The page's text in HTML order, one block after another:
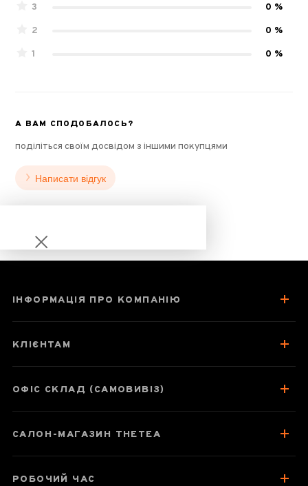
3
0 %
2
0 %
1
0 %
А ВАМ СПОДОБАЛОСЬ?
поділіться своїм досвідом з іншими покупцями
Написати відгук
Я Ши Сян Фен
Посліду»
Про чай
ІНФОРМАЦІЯ ПРО КОМПАНІЮ
КЛІЄНТАМ
ОФІС СКЛАД (САМОВИВІЗ)
САЛОН-МАГАЗИН THETEA
РОБОЧИЙ ЧАС